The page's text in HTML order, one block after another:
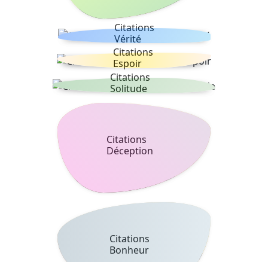
Citations
Vérité
Citations
Espoir
Citations
Solitude
Citations
Déception
Citations
Bonheur